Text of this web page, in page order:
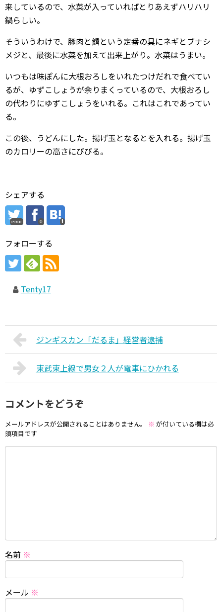
来しているので、水菜が入っていればとりあえずハリハリ
鍋らしい。
そういうわけで、豚肉と鱈という定番の具にネギとブナシ
メジと、最後に水菜を加えて出来上がり。水菜はうまい。
いつもは味ぽんに大根おろしをいれたつけだれで食べてい
るが、ゆずこしょうが余りまくっているので、大根おろし
の代わりにゆずこしょうをいれる。これはこれであってい
る。
この後、うどんにした。揚げ玉となるとを入れる。揚げ玉
のカロリーの高さにびびる。
シェアする
error 0
フォローする
Tenty17
ジンギスカン「だるま」経営者逮捕
東武東上線で男女２人が電車にひかれる
コメントをどうぞ
メールアドレスが公開されることはありません。 ※ が付いている欄は必
須項目です
名前 ※
メール ※